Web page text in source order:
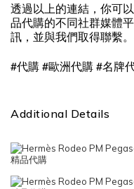
透過以上的連結，你可
品代購的不同社群媒體
訊，並與我們取得聯繫
#代購 #歐洲代購 #名牌
Additional Details